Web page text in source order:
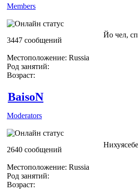
Members
3447 сообщений
Местоположение: Russia
Род занятий:
Возраст:
Йо чел,
BaisoN
Moderators
2640 сообщений
Местоположение: Russia
Род занятий:
Возраст: